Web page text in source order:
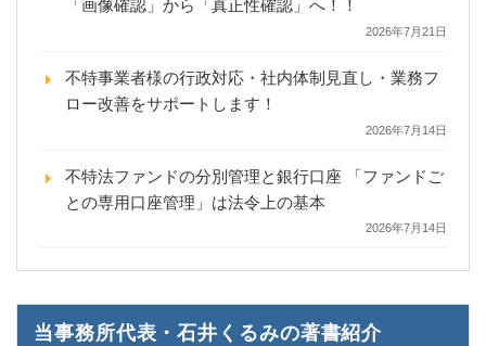
「画像確認」から「真正性確認」へ！！
2026年7月21日
不特事業者様の行政対応・社内体制見直し・業務フ
ロー改善をサポートします！
2026年7月14日
不特法ファンドの分別管理と銀行口座 「ファンドご
との専用口座管理」は法令上の基本
2026年7月14日
当事務所代表・石井くるみの著書紹介